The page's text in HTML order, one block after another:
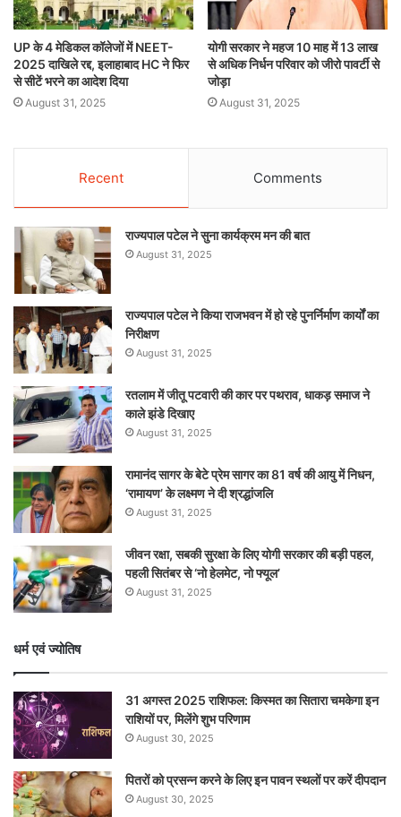
UP के 4 मेडिकल कॉलेजों में NEET-
2025 दाखिले रद्द, इलाहाबाद HC ने फिर
से सीटें भरने का आदेश दिया
August 31, 2025
योगी सरकार ने महज 10 माह में 13 लाख
से अधिक निर्धन परिवार को जीरो पावर्टी से
जोड़ा
August 31, 2025
Recent Comments
राज्यपाल पटेल ने सुना कार्यक्रम मन की बात
August 31, 2025
राज्यपाल पटेल ने किया राजभवन में हो रहे पुनर्निर्माण कार्यों का
निरीक्षण
August 31, 2025
रतलाम में जीतू पटवारी की कार पर पथराव, धाकड़ समाज ने
काले झंडे दिखाए
August 31, 2025
रामानंद सागर के बेटे प्रेम सागर का 81 वर्ष की आयु में निधन,
‘रामायण’ के लक्ष्मण ने दी श्रद्धांजलि
August 31, 2025
जीवन रक्षा, सबकी सुरक्षा के लिए योगी सरकार की बड़ी पहल,
पहली सितंबर से ‘नो हेलमेट, नो फ्यूल’
August 31, 2025
धर्म एवं ज्योतिष
31 अगस्त 2025 राशिफल: किस्मत का सितारा चमकेगा इन
राशियों पर, मिलेंगे शुभ परिणाम
August 30, 2025
पितरों को प्रसन्न करने के लिए इन पावन स्थलों पर करें दीपदान
August 30, 2025